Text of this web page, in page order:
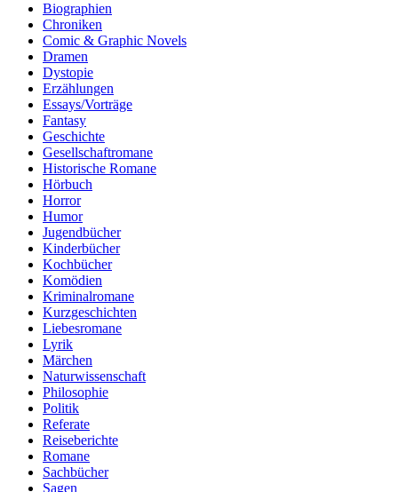
Biographien
Chroniken
Comic & Graphic Novels
Dramen
Dystopie
Erzählungen
Essays/Vorträge
Fantasy
Geschichte
Gesellschaftromane
Historische Romane
Hörbuch
Horror
Humor
Jugendbücher
Kinderbücher
Kochbücher
Komödien
Kriminalromane
Kurzgeschichten
Liebesromane
Lyrik
Märchen
Naturwissenschaft
Philosophie
Politik
Referate
Reiseberichte
Romane
Sachbücher
Sagen